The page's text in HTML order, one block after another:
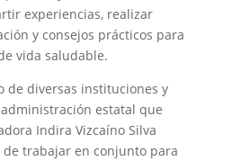
experiencias, realizar
y consejos prácticos para
vida saludable.
de diversas instituciones y
estatal que
Indira Vizcaíno Silva
trabajar en conjunto para